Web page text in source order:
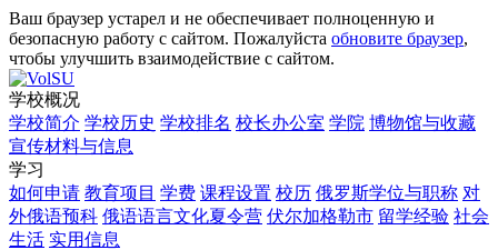
Ваш браузер устарел и не обеспечивает полноценную и
безопасную работу с сайтом. Пожалуйста обновите браузер,
чтобы улучшить взаимодействие с сайтом.
学校概况
学校简介 学校历史 学校排名 校长办公室 学院 博物馆与收藏
宣传材料与信息
学习
如何申请 教育项目 学费 课程设置 校历 俄罗斯学位与职称 对
外俄语预科 俄语语言文化夏令营 伏尔加格勒市 留学经验 社会
生活 实用信息